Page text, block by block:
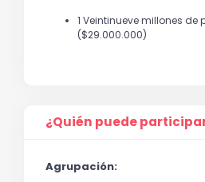
1 Veintinueve millones de
($29.000.000)
¿Quién puede
Agrupación: